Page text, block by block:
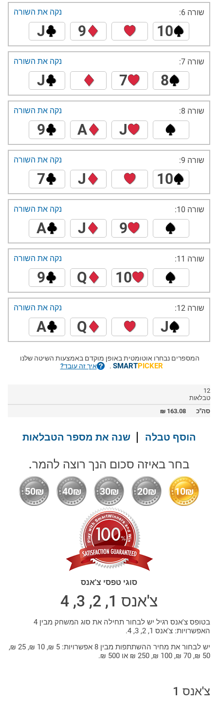
שורה 6:
10
9
J
נקה את השורה
שורה 7:
8
7
J
נקה את השורה
שורה 8:
J
A
9
נקה את השורה
שורה 9:
10
J
7
נקה את השורה
שורה 10:
9
J
A
נקה את השורה
שורה 11:
10
Q
9
נקה את השורה
שורה 12:
J
Q
A
נקה את השורה
המספרים נבחרו אוטומטית באופן מוקדם באמצעות השיטה שלנו
SMARTPICKER
. איך זה עובד?
12
טבלאות
סה"כ
163.08
₪
הוסף טבלה שנה את מספר הטבלאות
בחר באיזה סכום הנך רוצה להמר.
10₪
20₪
30₪
40₪
50₪
סוגי טפסי צ'אנס
צ'אנס 1, 2, 3, 4
בטופס צ'אנס רגיל יש לבחור תחילה את סוג המשחק מבין 4
האפשרויות: צ'אנס 1, 2, 3, 4.
יש לבחור את מחיר ההשתתפות מבין 8 אפשרויות: 5 ₪, 10 ₪, 25 ₪,
50 ₪, 70 ₪, 100 ₪, 250 ₪ או 500 ₪.
צ'אנס 1